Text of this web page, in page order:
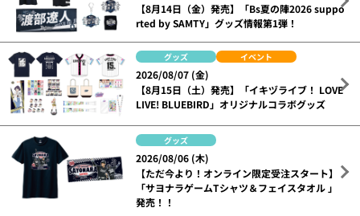
【8月14日（金）発売】「Bs夏の陣2026 suppo
rted by SAMTY」グッズ情報第1弾！
グッズ イベント
2026/08/07 (金)
【8月15日（土）発売】「イキヅライブ！ LOVE
LIVE! BLUEBIRD」オリジナルコラボグッズ
グッズ
2026/08/06 (木)
【ただ今より！オンライン限定受注スタート】
「サヨナラゲームTシャツ＆フェイスタオル 」
発売！！